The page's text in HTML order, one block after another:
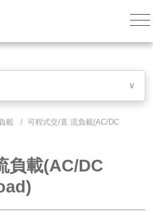
∨
載
/ 可程式交/直 流負載(AC/DC
負載(AC/DC